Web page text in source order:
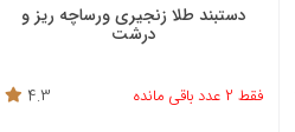
دستبند طلا زنجیری ورساچه ریز و
درشت
فقط 2 عدد باقی مانده 4.3